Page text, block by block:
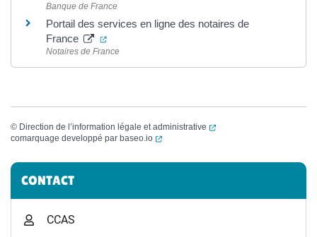
Banque de France
Portail des services en ligne des notaires de
France
(ouverture dans un nouvel onglet)
Notaires de France
© Direction de l’information légale et administrative
(ouverture dans un
comarquage developpé par baseo.io (ouverture dans un nouvel onglet)
Informations complémentaires
CONTACT
CCAS